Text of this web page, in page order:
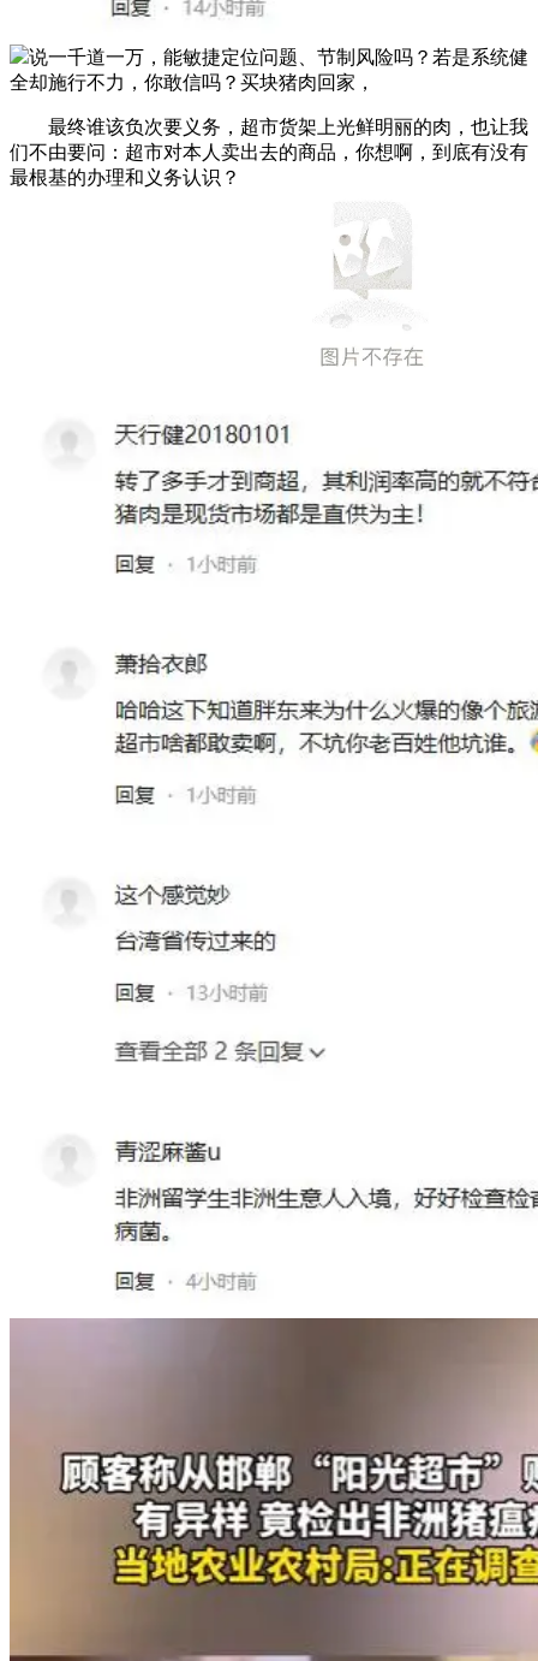
说一千道一万，能敏捷定位问题、节制风险吗？若是系统健
全却施行不力，你敢信吗？买块猪肉回家，
最终谁该负次要义务，超市货架上光鲜明丽的肉，也让我
们不由要问：超市对本人卖出去的商品，你想啊，到底有没有
最根基的办理和义务认识？